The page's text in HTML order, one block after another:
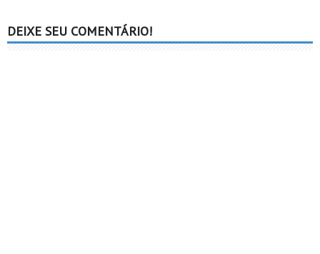
DEIXE SEU COMENTÁRIO!